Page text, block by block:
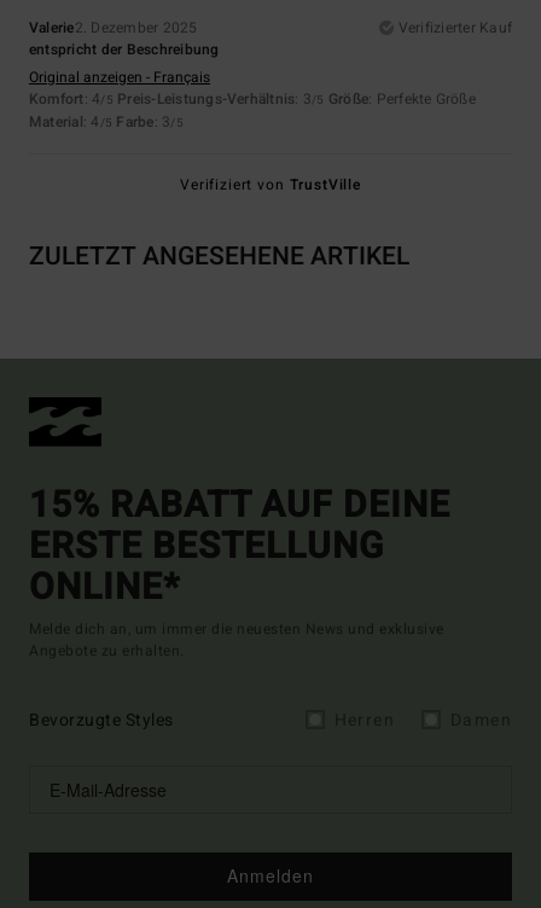
Valerie2. Dezember 2025
Verifizierter Kauf
entspricht der Beschreibung
Original anzeigen - Français
Komfort: 4/5 Preis-Leistungs-Verhältnis: 3/5 Größe: Perfekte Größe
Material: 4 /5 Farbe: 3/5
Verifiziert von TrustVille
ZULETZT ANGESEHENE ARTIKEL
15% RABATT AUF DEINE
ERSTE BESTELLUNG
ONLINE*
Melde dich an, um immer die neuesten News und exklusive
Angebote zu erhalten.
Bevorzugte Styles
Anmelden